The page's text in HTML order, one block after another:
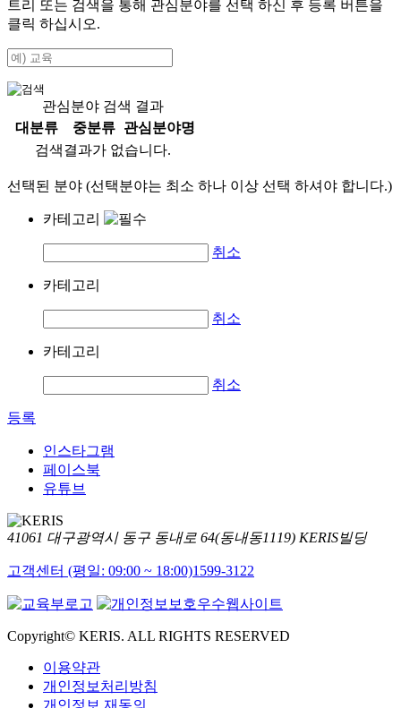
트리 또는 검색을 통해 관심분야를 선택 하신 후 등록 버튼을
클릭 하십시오.
관심분야 검색 결과
대분류
중분류
관심분야명
검색결과가 없습니다.
선택된 분야 (선택분야는 최소 하나 이상 선택 하셔야 합니다.)
카테고리
취소
카테고리
취소
카테고리
취소
등록
인스타그램
페이스북
유튜브
41061 대구광역시 동구 동내로 64(동내동1119) KERIS빌딩
고객센터 (평일: 09:00 ~ 18:00)1599-3122
Copyright© KERIS. ALL RIGHTS RESERVED
이용약관
개인정보처리방침